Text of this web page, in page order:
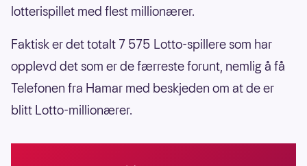
lotterispillet med flest millionærer.
Faktisk er det totalt 7 575 Lotto-spillere som har
opplevd det som er de færreste forunt, nemlig å få
Telefonen fra Hamar med beskjeden om at de er
blitt Lotto-millionærer.